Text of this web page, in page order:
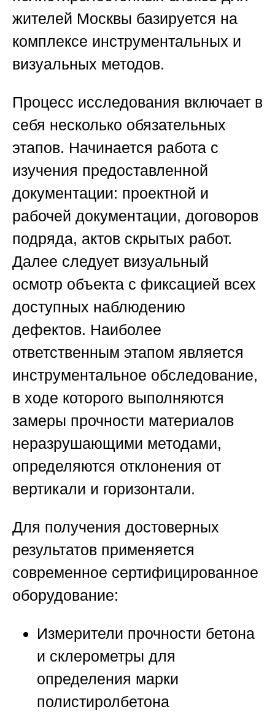
жителей Москвы базируется на
комплексе инструментальных и
визуальных методов.
Процесс исследования включает в
себя несколько обязательных
этапов. Начинается работа с
изучения предоставленной
документации: проектной и
рабочей документации, договоров
подряда, актов скрытых работ.
Далее следует визуальный
осмотр объекта с фиксацией всех
доступных наблюдению
дефектов. Наиболее
ответственным этапом является
инструментальное обследование,
в ходе которого выполняются
замеры прочности материалов
неразрушающими методами,
определяются отклонения от
вертикали и горизонтали.
Для получения достоверных
результатов применяется
современное сертифицированное
оборудование:
Измерители прочности бетона
и склерометры для
определения марки
полистиролбетона